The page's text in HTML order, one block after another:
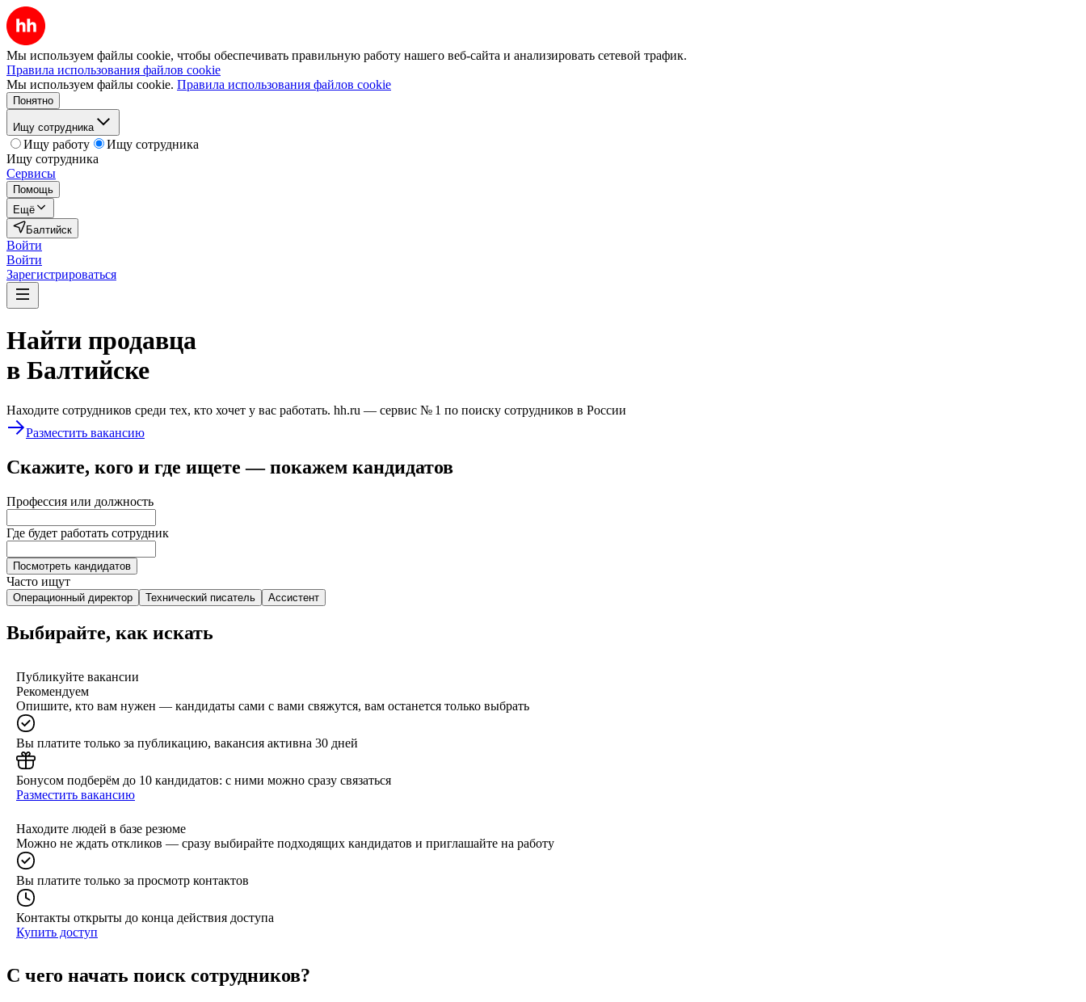
Мы используем файлы cookie, чтобы обеспечивать правильную работу нашего веб-сайта и анализировать сетевой трафик.
Правила использования файлов cookie
Мы используем файлы cookie. Правила использования файлов cookie
Понятно
Ищу сотрудника
Ищу работу
Ищу сотрудника
Ищу сотрудника
Сервисы
Помощь
Ещё
Балтийск
Войти
Войти
Зарегистрироваться
Найти продавца
в Балтийске
Находите сотрудников среди тех, кто хочет у вас работать. hh.ru — сервис № 1 по поиску сотрудников в России
Разместить вакансию
Скажите, кого и где ищете — покажем кандидатов
Профессия или должность
Где будет работать сотрудник
Посмотреть кандидатов
Часто ищут
Операционный директор Технический писатель Ассистент
Выбирайте, как искать
Публикуйте вакансии
Рекомендуем
Опишите, кто вам нужен — кандидаты сами с вами свяжутся, вам останется только выбрать
Вы платите только за публикацию, вакансия активна 30 дней
Бонусом подберём до 10 кандидатов: с ними можно сразу связаться
Разместить вакансию
Находите людей в базе резюме
Можно не ждать откликов — сразу выбирайте подходящих кандидатов и приглашайте на работу
Вы платите только за просмотр контактов
Контакты открыты до конца действия доступа
Купить доступ
С чего начать поиск сотрудников?